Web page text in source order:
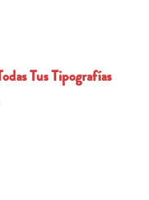
Tus Tipografías